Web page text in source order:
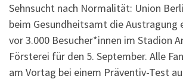
Sehnsucht nach Normalität: Union
beim Gesundheitsamt die Austragung
vor 3.000 Besucher*innen im Stadion
Försterei für den 5. September. Alle
am Vortag bei einem Präventiv-Test